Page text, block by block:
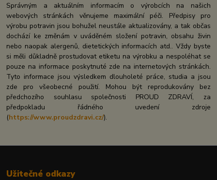
Správným a aktuálním informacím o výrobcích na našich
webových stránkách věnujeme maximální péči. Předpisy pro
výrobu potravin jsou bohužel neustále aktualizovány, a tak občas
dochází ke změnám v uváděném složení potravin, obsahu živin
nebo naopak alergenů, dietetických informacích atd.. Vždy byste
si měli důkladně prostudovat etiketu na výrobku a nespoléhat se
pouze na informace poskytnuté zde na internetových stránkách.
Tyto informace jsou výsledkem dlouholeté práce, studia a jsou
zde pro všeobecné použití. Mohou být reprodukovány bez
předchozího souhlasu společnosti PROUD ZDRAVÍ, za
předpokladu řádného uvedení zdroje
(https://www.proudzdravi.cz/).
Užitečné odkazy